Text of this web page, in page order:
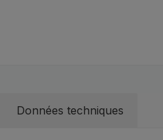
Données techniques